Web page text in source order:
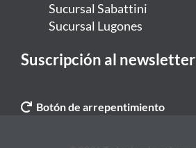
Sucursal Sabattini
Sucursal Lugones
Suscripción al newsletter
Botón de arrepentimiento